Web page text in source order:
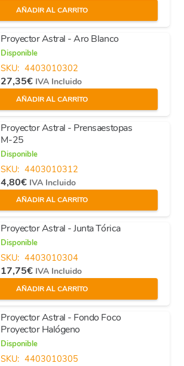
AÑADIR AL CARRITO
Proyector Astral - Aro Blanco
Disponible
SKU: 4403010302
27,35€ IVA Incluido
AÑADIR AL CARRITO
Proyector Astral - Prensaestopas
M-25
Disponible
SKU: 4403010312
4,80€ IVA Incluido
AÑADIR AL CARRITO
Proyector Astral - Junta Tórica
Disponible
SKU: 4403010304
17,75€ IVA Incluido
AÑADIR AL CARRITO
Proyector Astral - Fondo Foco
Proyector Halógeno
Disponible
SKU: 4403010305